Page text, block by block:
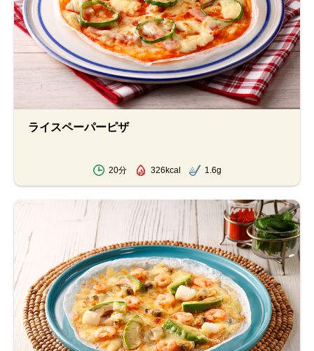
ライスペーパーピザ
20分 326kcal 1.6g